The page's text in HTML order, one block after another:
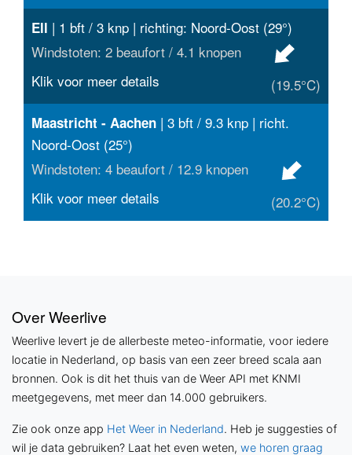
Ell | 1 bft / 3 knp | richting: Noord-Oost (29°)
Windstoten: 2 beaufort / 4.1 knopen
(19.5°C)
Klik voor meer details
Maastricht - Aachen | 3 bft / 9.3 knp | richt.
Noord-Oost (25°)
Windstoten: 4 beaufort / 12.9 knopen
(20.2°C)
Klik voor meer details
Over Weerlive
Weerlive levert je de allerbeste meteo-informatie, voor iedere
locatie in Nederland, op basis van een zeer breed scala aan
bronnen. Ook is dit het thuis van de Weer API met KNMI
meetgegevens, met meer dan 14.000 gebruikers.
Zie ook onze app Het Weer in Nederland. Heb je suggesties of
wil je data gebruiken? Laat het even weten, we horen graag